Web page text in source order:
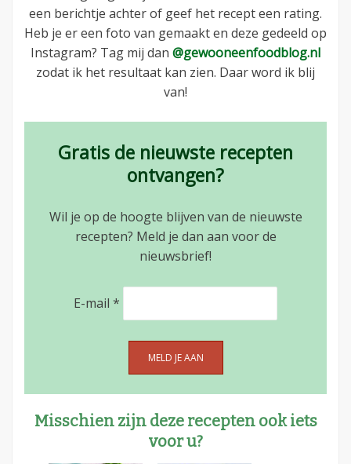
een berichtje achter of geef het recept een rating.
Heb je er een foto van gemaakt en deze gedeeld op
Instagram? Tag mij dan @gewooneenfoodblog.nl
zodat ik het resultaat kan zien. Daar word ik blij
van!
Gratis de nieuwste recepten
ontvangen?
Wil je op de hoogte blijven van de nieuwste
recepten? Meld je dan aan voor de
nieuwsbrief!
E-mail *
Misschien zijn deze recepten ook iets
voor u?